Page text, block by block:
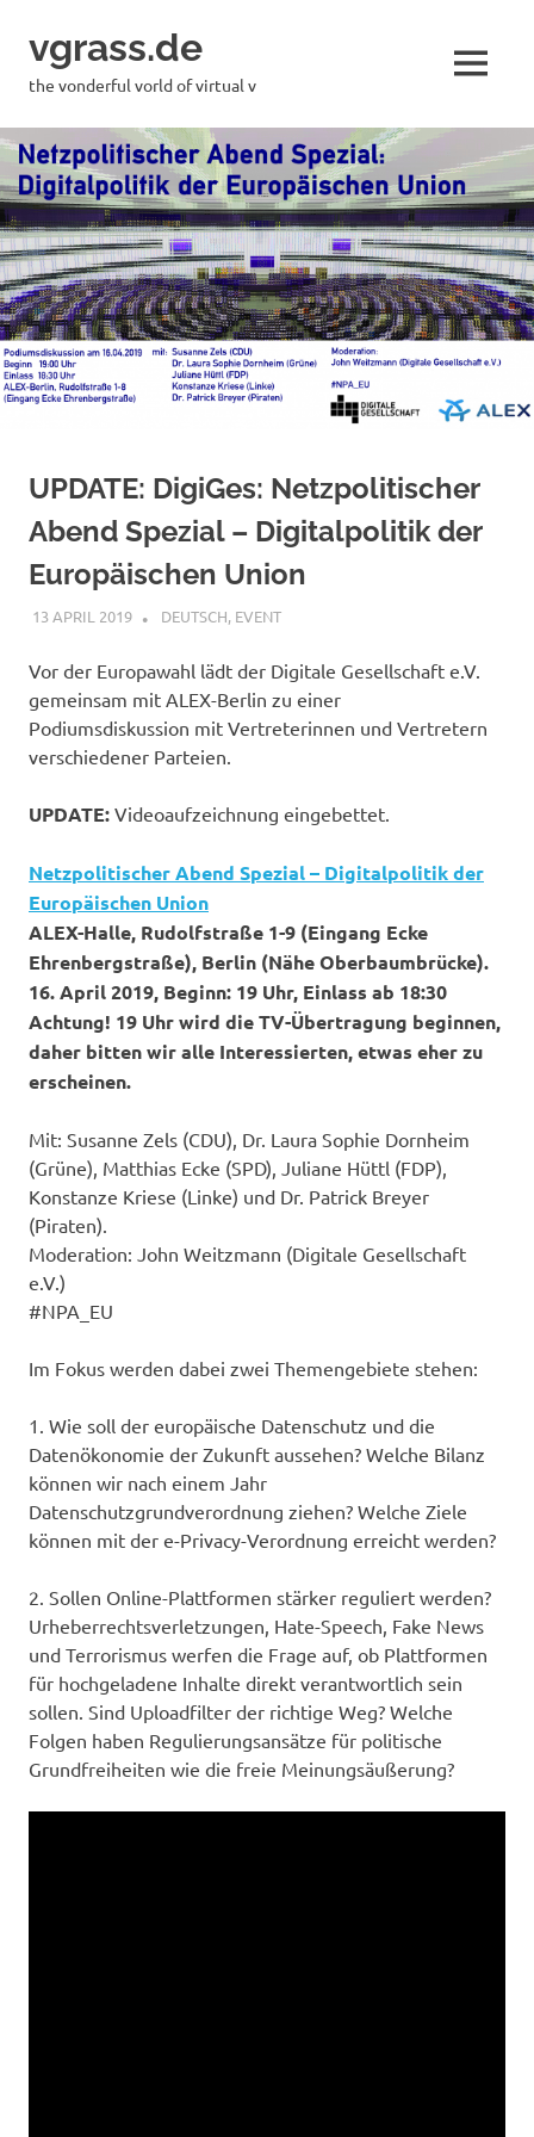
content
vgrass.de
the vonderful vorld of virtual v MENU
UPDATE: DigiGes: Netzpolitischer
Abend Spezial – Digitalpolitik der
Europäischen Union
13 APRIL 2019 VGRASS
DEUTSCH, EVENT
Vor der Europawahl lädt der Digitale Gesellschaft e.V.
gemeinsam mit ALEX-Berlin zu einer
Podiumsdiskussion mit Vertreterinnen und Vertretern
verschiedener Parteien.
UPDATE: Videoaufzeichnung eingebettet.
Netzpolitischer Abend Spezial – Digitalpolitik der
Europäischen Union
ALEX-Halle, Rudolfstraße 1-9 (Eingang Ecke
Ehrenbergstraße), Berlin (Nähe Oberbaumbrücke).
16. April 2019, Beginn: 19 Uhr, Einlass ab 18:30
Achtung! 19 Uhr wird die TV-Übertragung beginnen,
daher bitten wir alle Interessierten, etwas eher zu
erscheinen.
Mit: Susanne Zels (CDU), Dr. Laura Sophie Dornheim
(Grüne), Matthias Ecke (SPD), Juliane Hüttl (FDP),
Konstanze Kriese (Linke) und Dr. Patrick Breyer
(Piraten).
Moderation: John Weitzmann (Digitale Gesellschaft
e.V.)
#NPA_EU
Im Fokus werden dabei zwei Themengebiete stehen:
1. Wie soll der europäische Datenschutz und die
Datenökonomie der Zukunft aussehen? Welche Bilanz
können wir nach einem Jahr
Datenschutzgrundverordnung ziehen? Welche Ziele
können mit der e-Privacy-Verordnung erreicht werden?
2. Sollen Online-Plattformen stärker reguliert werden?
Urheberrechtsverletzungen, Hate-Speech, Fake News
und Terrorismus werfen die Frage auf, ob Plattformen
für hochgeladene Inhalte direkt verantwortlich sein
sollen. Sind Uploadfilter der richtige Weg? Welche
Folgen haben Regulierungsansätze für politische
Grundfreiheiten wie die freie Meinungsäußerung?